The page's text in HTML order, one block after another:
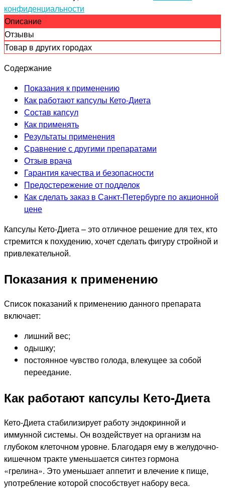
конфиденциальности
Описание
Отзывы
Товар в других городах
Содержание
Показания к применению
Как работают капсулы Кето-Диета
Состав капсул
Как применять
Результаты применения
Сравнение с другими препаратами
Отзыв врача
Гарантия качества и безопасности
Предостережение от подделок
Как сделать заказ в Санкт-Петербурге по акционной
цене
Капсулы Кето-Диета – это отличное решение для тех, кто
стремится к похудению, хочет сделать фигуру стройной и
привлекательной.
Показания к применению
Список показаний к применению данного препарата
включает:
лишний вес;
одышку;
постоянное чувство голода, влекущее за собой
переедание.
Как работают капсулы Кето-Диета
Кето-Диета стабилизирует работу эндокринной и
иммунной системы. Он воздействует на организм на
глубоком клеточном уровне. Благодаря ему в желудочно-
кишечном тракте уменьшается синтез гормона
«грелина». Это уменьшает аппетит и влечение к пище,
употребление которой способствует набору веса.